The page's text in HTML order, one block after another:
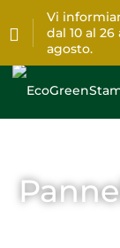
Vi
dal 10 al
agosto.